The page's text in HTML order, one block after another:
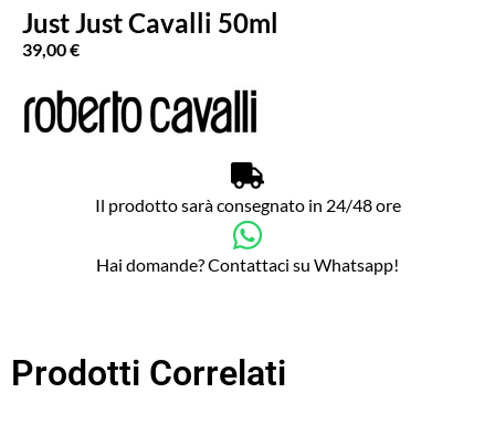
Just Just Cavalli 50ml
39,00€
Il prodotto sarà consegnato in 24/48 ore
Hai domande? Contattaci su Whatsapp!
Prodotti Correlati